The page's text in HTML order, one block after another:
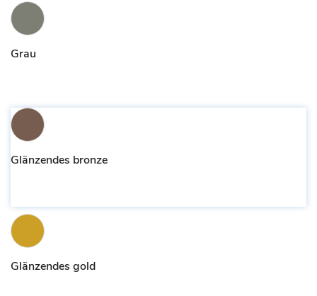
Grau
Glänzendes bronze
Glänzendes gold